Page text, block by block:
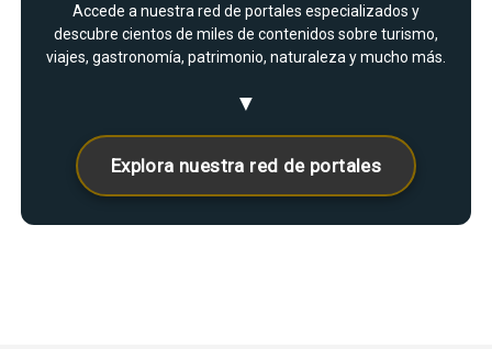
Accede a nuestra red de portales especializados y
descubre cientos de miles de contenidos sobre turismo,
viajes, gastronomía, patrimonio, naturaleza y mucho más.
▼
Explora nuestra red de portales